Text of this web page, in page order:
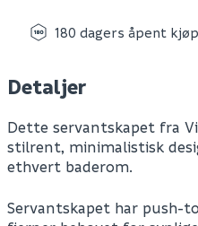
180 dagers åpent kjøp
Detaljer
Dette servantskapet fra
stilrent, minimalistisk
ethvert baderom.
Servantskapet har push-